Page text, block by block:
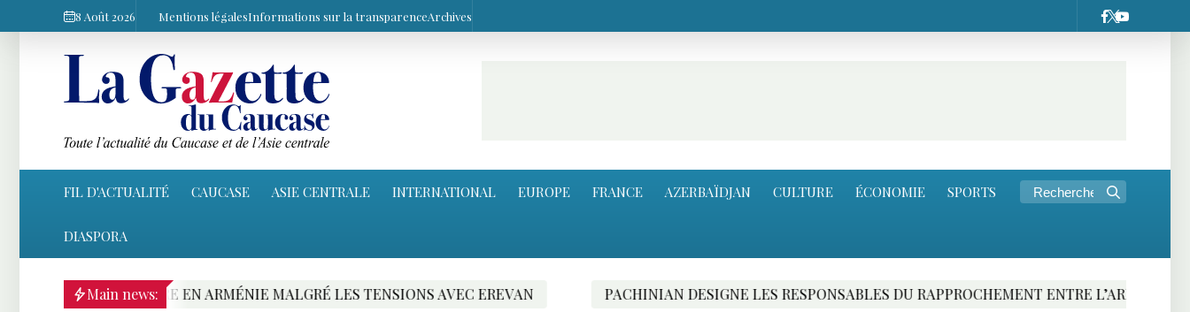
8 Août 2026 Mentions légalesInformations sur la transparenceArchives
FIL D'ACTUALITÉ CAUCASE ASIE CENTRALE INTERNATIONAL EUROPE FRANCE AZERBAÏDJAN CULTURE ÉCONOMIE SPORTS
DIASPORA
Main news:
EN ARMÉNIE MALGRÉ LES TENSIONS AVEC EREVAN PACHINIAN DESIGNE LES RESPONSABLES DU RAPPROCHEMENT ENTRE L’ARMENIE ET L’UNION